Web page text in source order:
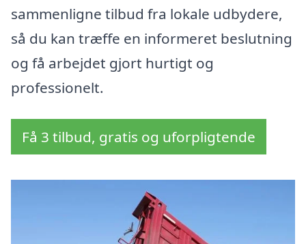
sammenligne tilbud fra lokale udbydere,
så du kan træffe en informeret beslutning
og få arbejdet gjort hurtigt og
professionelt.
Få 3 tilbud, gratis og uforpligtende